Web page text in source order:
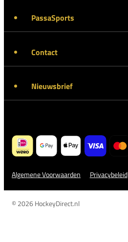
PassaSports
Contact
Nieuwsbrief
Algemene Voorwaarden Privacybeleid
© 2026 HockeyDirect.nl